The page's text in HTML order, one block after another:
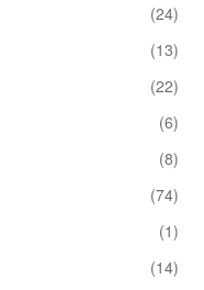
(24)
(13)
(22)
(6)
(8)
(74)
(1)
(14)